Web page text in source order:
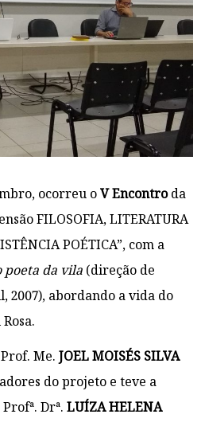
ocorreu oV Encontroda
FILOSOFIA, LITERATURA
POÉTICA”, com a
poeta da vila (direção de
2007), abordando a vida do
Me. JOEL MOISÉS SILVA
do projeto e teve a
Drª. LUÍZA HELENA